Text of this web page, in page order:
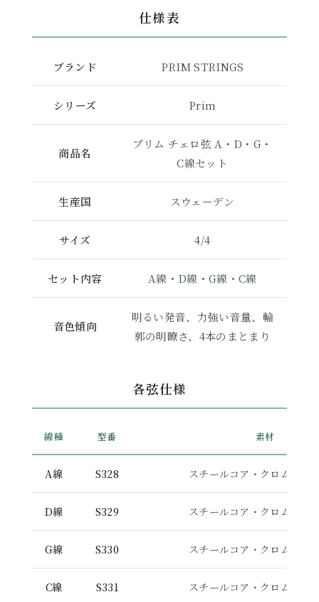
仕様表
ブランド PRIM STRINGS
シリーズ Prim
商品名
プリム チェロ弦 A・D・G・
C線セット
生産国 スウェーデン
サイズ 4/4
セット内容 A線・D線・G線・C線
音色傾向
明るい発音、力強い音量、輪
郭の明瞭さ、4本のまとまり
各弦仕様
線種 型番 素材
A線 S328 スチールコア・クロムスチ
D線 S329 スチールコア・クロムスチ
G線 S330 スチールコア・クロムスチ
C線 S331 スチールコア・クロムスチ